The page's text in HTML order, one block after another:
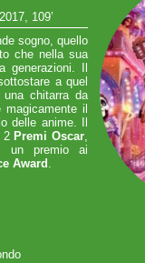
109’
sogno, quello
che nella sua
Il
a quel
chitarra da
il
delle anime. Il
2 Premi Oscar,
un premio ai
Award .